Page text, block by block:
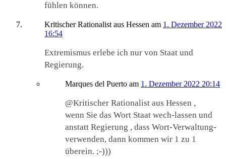
fühlen können.
Kritischer Rationalist aus Hessen am 1. Dezember 2022
16:54
Extremismus erlebe ich nur von Staat und
Regierung.
Marques del Puerto am 1. Dezember 2022 20:14
@Kritischer Rationalist aus Hessen ,
wenn Sie das Wort Staat wech-lassen und
anstatt Regierung , dass Wort-Verwaltung-
verwenden, dann kommen wir 1 zu 1
überein. ;-)))